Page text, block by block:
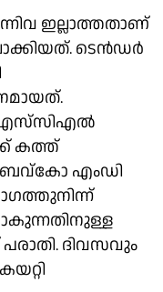
ഇല്ലാത്തതാണ്
ടെൻഡർ
കത്ത്
എംഡി
ദിവസവും